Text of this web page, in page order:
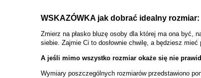
WSKAZÓWKA jak dobrać idealny rozmiar:
Zmierz na płasko bluzę osoby dla której ma ona być,
siebie. Zajmie Ci to dosłownie chwilę, a będziesz
A jeśli mimo wszystko rozmiar okaże się nie
Wymiary poszczególnych rozmiarów przedstawiono